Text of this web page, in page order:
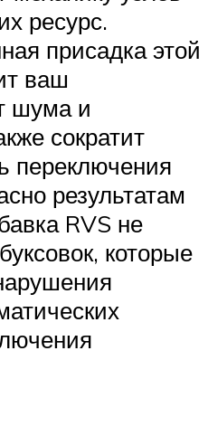
ресурс.
присадка этой
ваш
шума и
сократит
переключения
результатам
RVS не
которые